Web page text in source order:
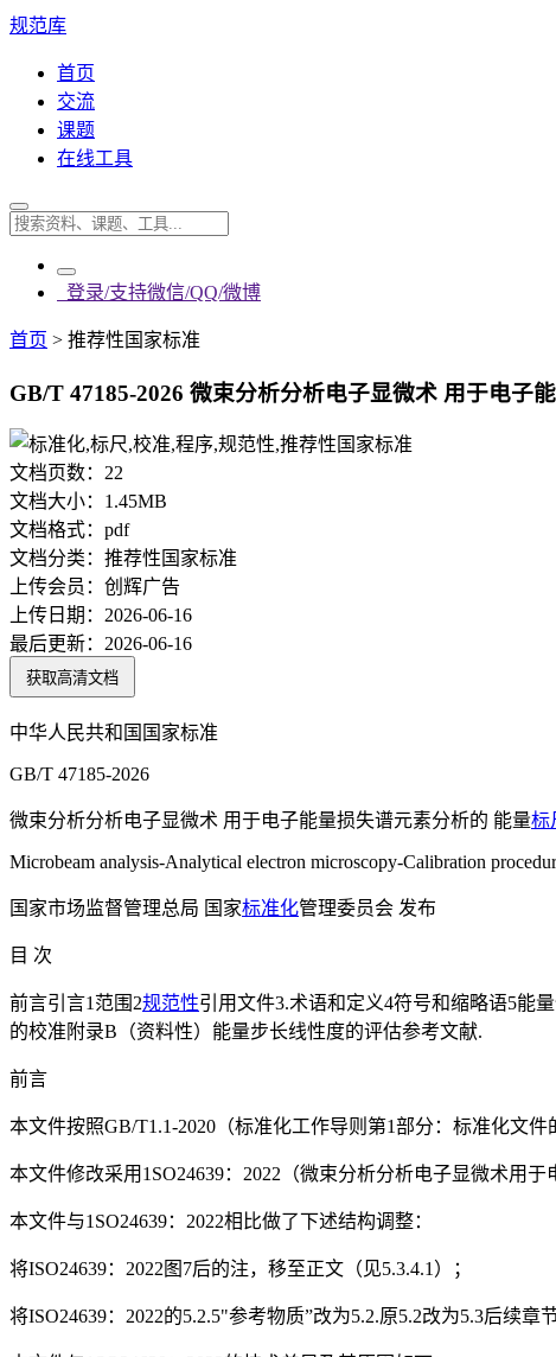
规范库
首页
交流
课题
在线工具
登录/支持微信/QQ/微博
首页 > 推荐性国家标准
GB/T 47185-2026 微束分析分析电子显微术 用于电子
文档页数： 22
文档大小： 1.45MB
文档格式： pdf
文档分类： 推荐性国家标准
上传会员： 创辉广告
上传日期： 2026-06-16
最后更新： 2026-06-16
获取高清文档
中华人民共和国国家标准
GB/T 47185-2026
微束分析分析电子显微术 用于电子能量损失谱元素分析的 能量标
Microbeam analysis-Analytical electron microscopy-Calibration
国家市场监督管理总局 国家标准化管理委员会 发布
目 次
前言引言1范围2规范性引用文件3.术语和定义4符号和缩略语5能
的校准附录B（资料性）能量步长线性度的评估参考文献.
前言
本文件按照GB/T1.1-2020（标准化工作导则第1部分：标准化文
本文件修改采用1SO24639：2022（微束分析分析电子显微术用
本文件与1SO24639：2022相比做了下述结构调整：
将ISO24639：2022图7后的注，移至正文（见5.3.4.1）；
将ISO24639：2022的5.2.5"参考物质”改为5.2.原5.2改为5.3后续章